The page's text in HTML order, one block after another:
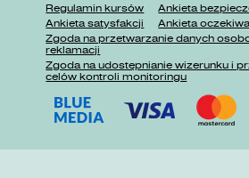
Regulamin kursów
Ankieta
Ankieta satysfakcji
Ankieta
Zgoda na przetwarzanie danych
reklamacji
Zgoda na udostępnianie wizerunku i
celów kontroli monitoringu